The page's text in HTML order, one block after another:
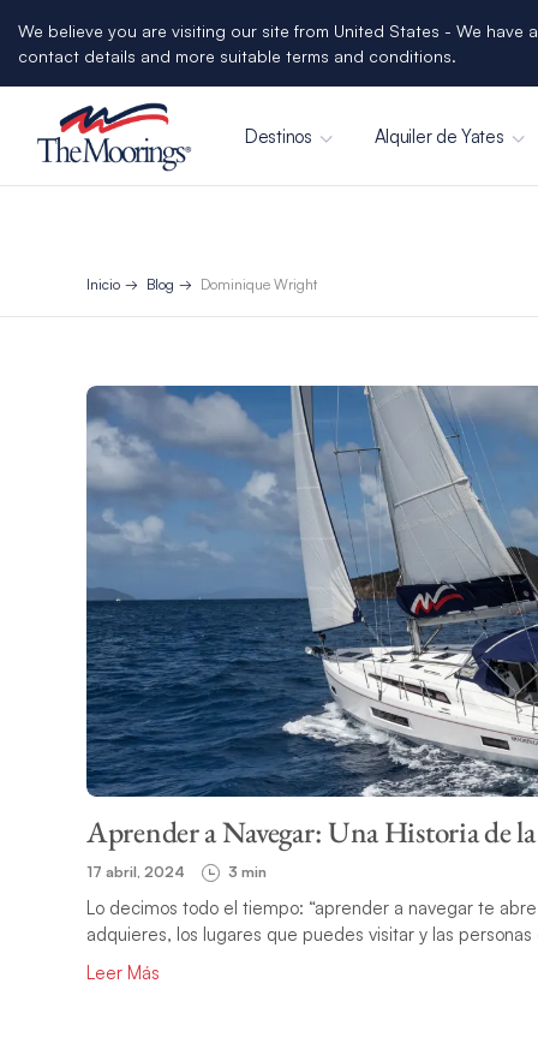
We believe you are visiting our site from United States - We
contact details and more suitable terms and conditions.
Destinos Alquiler de Yates
Inicio Blog Dominique Wright
Aprender a Navegar: Una Historia de
17 abril, 2024 3 min
Lo decimos todo el tiempo: “aprender a navegar te
adquieres, los lugares que puedes visitar y las
Leer Más